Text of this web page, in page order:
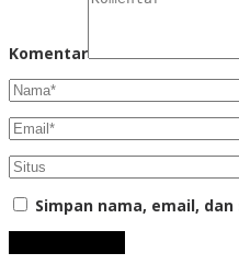
Komentar
Simpan nama, email,